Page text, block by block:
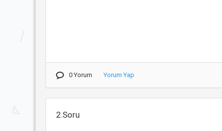
0 Yorum Yorum Yap
2.Soru